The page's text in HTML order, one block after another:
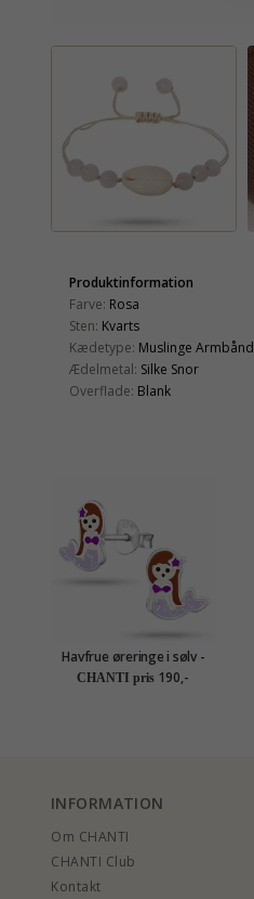
Produktinformation
Farve: Rosa
Sten: Kvarts
Kædetype: Muslinge Armbånd
Ædelmetal: Silke Snor
Overflade: Blank
Havfrue øreringe i sølv -
Little Ones
CHANTI pris 190,-
INFORMATION
Om CHANTI
CHANTI Club
Kontakt